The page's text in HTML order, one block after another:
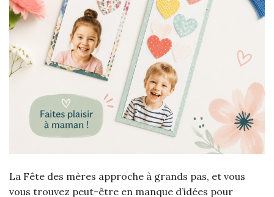
La Fête des mères approche à grands pas, et vous
vous trouvez peut-être en manque d’idées pour